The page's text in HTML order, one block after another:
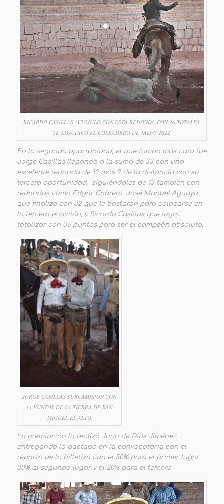
RICARDO CASILLAS ACUMULO CON ESTA REDONDA CON 36 TOTALES
SE ADJUDICO EL COLEADERO DE JALOS 2022
En la segunda oportunidad, el que tumbo más caro fue
Jorge Casillas llegando a la suma de 33 con una
excelente redonda de 12 más 2 de la distancia con su
tercera oportunidad, siguiéndoles de 13 también con
redondas como Edgar Cabrera, José Manuel Aguayo
que finalizo con 32 que le bastaron para colocarse en
la tercera posición, y Ricardo Casillas que logro
totalizar con 36 puntos para ser el campeón absoluto.
JORGE CASILLAS SUBCAMEPON CON
33 PUNTOS DE LA TIERRA DE SAN
MIGUEL EL ALTO
La premiación la realizó Juan de Dios Jiménez,
entregando lo pactado en la convocatoria con el
reparto de la billetiza con el 50% para el primer lugar,
30% al segundo lugar y el 20% para el tercero.